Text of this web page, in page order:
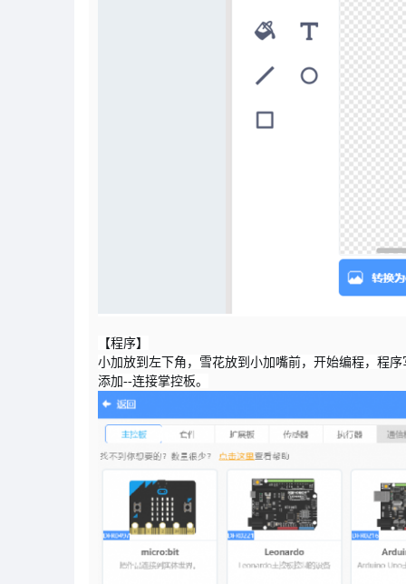
【程序】
小加放到左下角，雪花放到小加嘴前，开始编程，程
添加--连接掌控板。